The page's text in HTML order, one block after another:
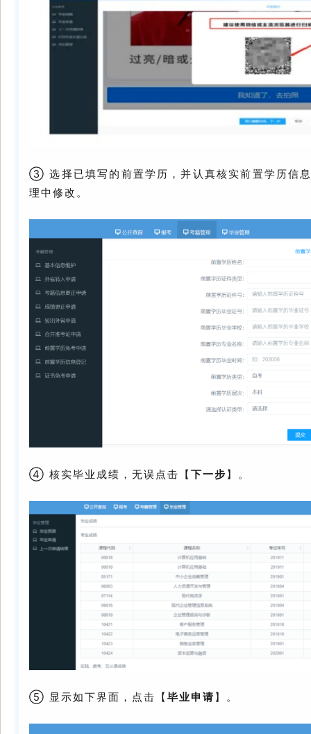
③ 选择已填写的前置学历，并认真核实前置学历信
理中修改。
④ 核实毕业成绩，无误点击【 下一步 】。
⑤ 显示如下界面，点击【 毕业申请 】。